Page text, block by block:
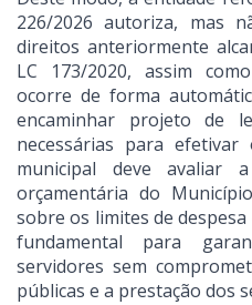
226/2026 autoriza, mas
direitos anteriormente
LC 173/2020, assim
ocorre de forma
encaminhar projeto de
necessárias para
municipal deve avaliar
orçamentária do
sobre os limites de despesa
fundamental para
servidores sem
públicas e a prestação dos